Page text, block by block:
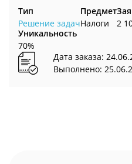
Тип
Решение задач
Предмет
Налоги
2
Уникальность
70%
Дата заказа:
Выполнено: